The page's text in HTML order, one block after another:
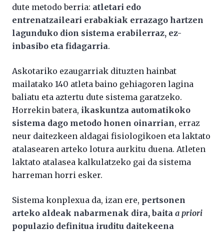
dute metodo berria: atletari edo
entrenatzaileari erabakiak errazago hartzen
lagunduko dion sistema erabilerraz, ez-
inbasibo eta fidagarria.
Askotariko ezaugarriak dituzten hainbat
mailatako 140 atleta baino gehiagoren lagina
baliatu eta aztertu dute sistema garatzeko.
Horrekin batera, ikaskuntza automatikoko
sistema dago metodo honen oinarrian, erraz
neur daitezkeen aldagai fisiologikoen eta laktato
atalasearen arteko lotura aurkitu duena. Atleten
laktato atalasea kalkulatzeko gai da sistema
harreman horri esker.
Sistema konplexua da, izan ere, pertsonen
arteko aldeak nabarmenak dira, baita a priori
populazio definitua iruditu daitekeena